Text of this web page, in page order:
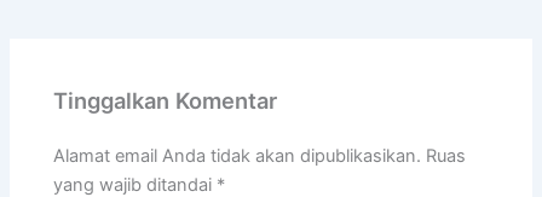
Tinggalkan Komentar
Alamat email Anda tidak akan dipublikasikan. Ruas
yang wajib ditandai *